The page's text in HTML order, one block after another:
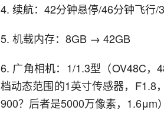
4. 续航：42分钟悬停/46分钟飞
5. 机载内存：8GB → 42GB
6. 广角相机：1/1.3型（OV48C
档动态范围的1英寸传感器，F1.8
900？后者是5000万像素，1.6μm）